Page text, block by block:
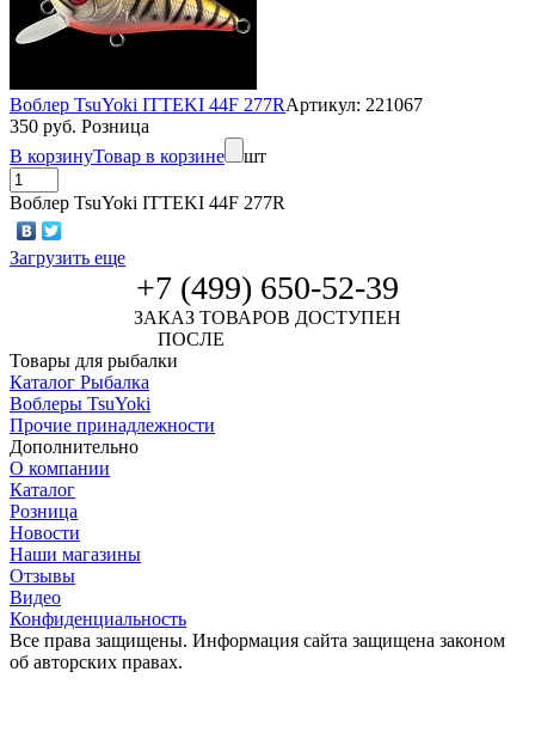
Воблер TsuYoki ITTEKI 44F 277RАртикул: 221067
350 руб. Розница
В корзинуТовар в корзине шт
Воблер TsuYoki ITTEKI 44F 277R
Загрузить еще
+7 (499) 650-52-39
ЗАКАЗ ТОВАРОВ ДОСТУПЕН
ПОСЛЕ
Товары для рыбалки
Каталог Рыбалка
Воблеры TsuYoki
Прочие принадлежности
Дополнительно
О компании
Каталог
Розница
Новости
Наши магазины
Отзывы
Видео
Конфиденциальность
Все права защищены. Информация сайта защищена законом
об авторских правах.